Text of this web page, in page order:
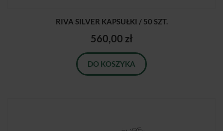
RIVA SILVER KAPSUŁKI / 50 SZT.
560,00 zł
DO KOSZYKA